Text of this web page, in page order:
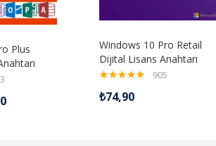
Plus
Windows 10 Pro Retail
Dijital Lisans Anahtarı
4.98oy aldı
905
₺74,90